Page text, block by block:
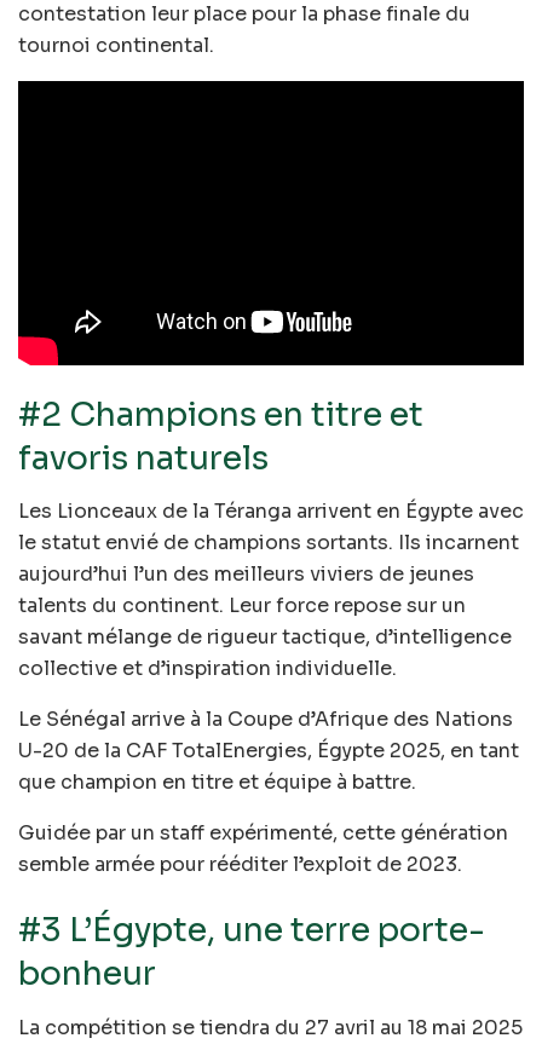
contestation leur place pour la phase finale du
tournoi continental.
#2 Champions en titre et
favoris naturels
Les Lionceaux de la Téranga arrivent en Égypte avec
le statut envié de champions sortants. Ils incarnent
aujourd’hui l’un des meilleurs viviers de jeunes
talents du continent. Leur force repose sur un
savant mélange de rigueur tactique, d’intelligence
collective et d’inspiration individuelle.
Le Sénégal arrive à la Coupe d’Afrique des Nations
U-20 de la CAF TotalEnergies, Égypte 2025, en tant
que champion en titre et équipe à battre.
Guidée par un staff expérimenté, cette génération
semble armée pour rééditer l’exploit de 2023.
#3 L’Égypte, une terre porte-
bonheur
La compétition se tiendra du 27 avril au 18 mai 2025